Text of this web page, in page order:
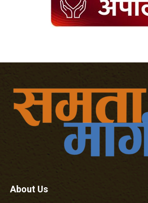
About Us